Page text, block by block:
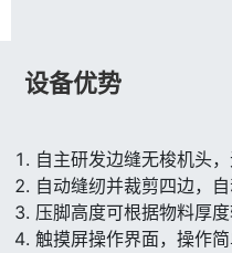
设备优势
自主研发边缝无梭机头，
自动缝纫并裁剪四边，
压脚高度可根据物料厚度
触摸屏操作界面，操作简